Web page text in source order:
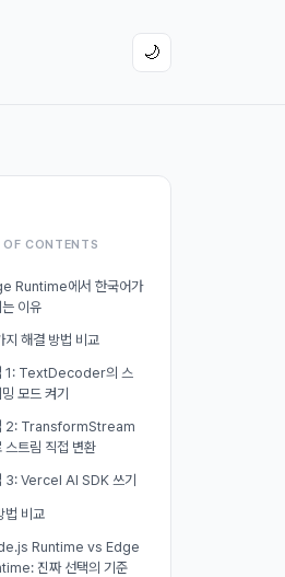
🌙
OF CONTENTS
Runtime에서 한국어가
이유
지 해결 방법 비교
1: TextDecoder의 스
모드 켜기
2: TransformStream
스트림 직접 변환
3: Vercel AI SDK 쓰기
법 비교
Runtime vs Edge
진짜 선택의 기준